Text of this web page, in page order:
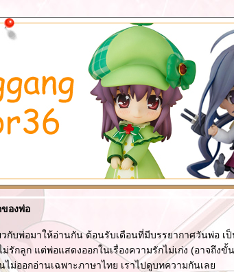
ของพ่อ
กับพ่อมาให้อ่านกัน ต้อนรับเดือนที่มีบรรยากาศวันพ่อ เ
รักลูก แต่พ่อแสดงออกในเรื่องความรักไม่เก่ง (อาจถึงขั้
ไม่ออกอ่านเฉพาะภาษาไทย เราไปดูบทความกันเล